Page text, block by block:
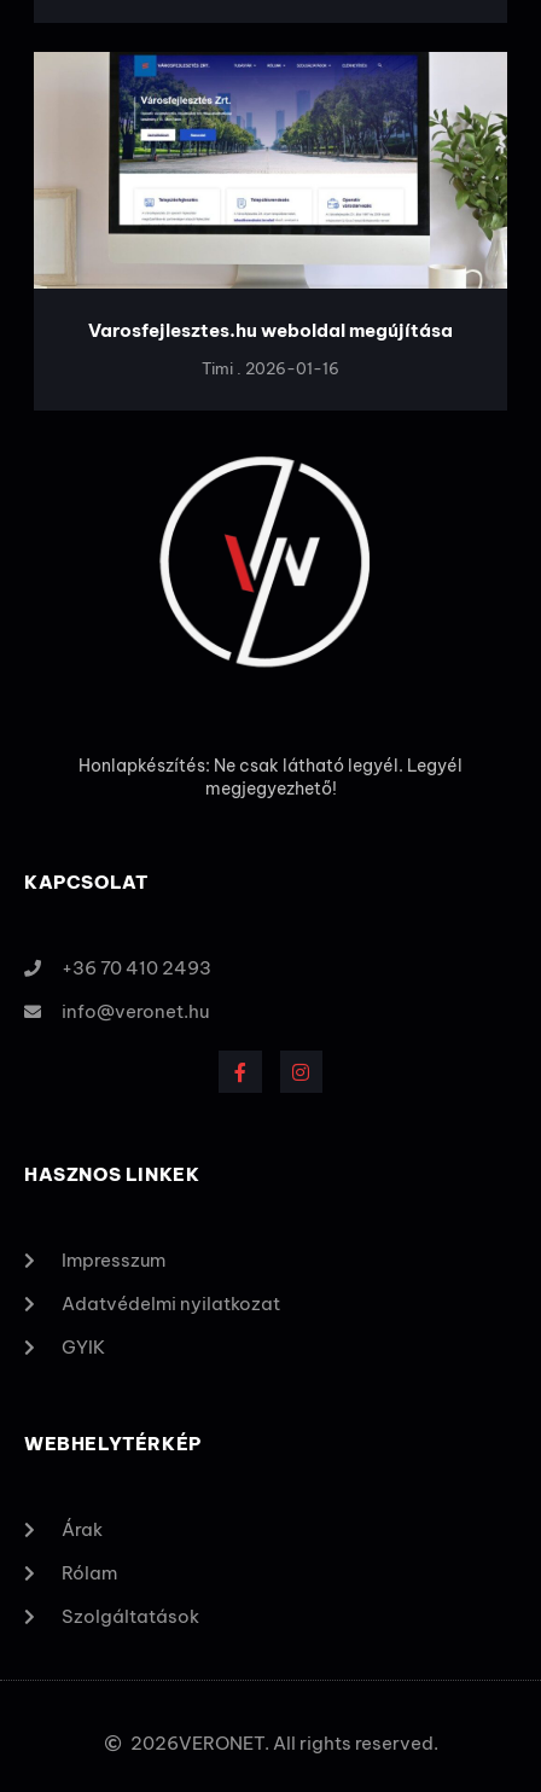
Varosfejlesztes.hu weboldal megújítása
Timi 2026-01-16
Honlapkészítés: Ne csak látható legyél. Legyél
megjegyezhető!
KAPCSOLAT
+36 70 410 2493
info@veronet.hu
HASZNOS LINKEK
Impresszum
Adatvédelmi nyilatkozat
GYIK
WEBHELYTÉRKÉP
Árak
Rólam
Szolgáltatások
2026VERONET. All rights reserved.